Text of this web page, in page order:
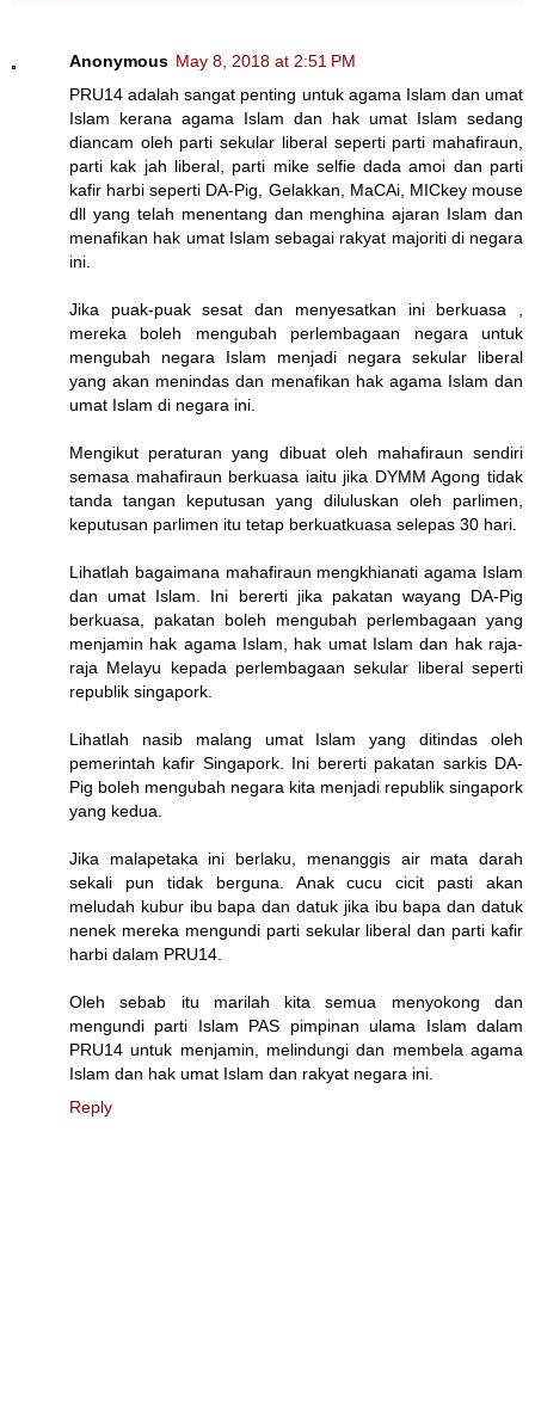
Anonymous May 8, 2018 at 2:51 PM
PRU14 adalah sangat penting untuk agama Islam dan umat
Islam kerana agama Islam dan hak umat Islam sedang
diancam oleh parti sekular liberal seperti parti mahafiraun,
parti kak jah liberal, parti mike selfie dada amoi dan parti
kafir harbi seperti DA-Pig, Gelakkan, MaCAi, MICkey mouse
dll yang telah menentang dan menghina ajaran Islam dan
menafikan hak umat Islam sebagai rakyat majoriti di negara
ini.
Jika puak-puak sesat dan menyesatkan ini berkuasa ,
mereka boleh mengubah perlembagaan negara untuk
mengubah negara Islam menjadi negara sekular liberal
yang akan menindas dan menafikan hak agama Islam dan
umat Islam di negara ini.
Mengikut peraturan yang dibuat oleh mahafiraun sendiri
semasa mahafiraun berkuasa iaitu jika DYMM Agong tidak
tanda tangan keputusan yang diluluskan oleh parlimen,
keputusan parlimen itu tetap berkuatkuasa selepas 30 hari.
Lihatlah bagaimana mahafiraun mengkhianati agama Islam
dan umat Islam. Ini bererti jika pakatan wayang DA-Pig
berkuasa, pakatan boleh mengubah perlembagaan yang
menjamin hak agama Islam, hak umat Islam dan hak raja-
raja Melayu kepada perlembagaan sekular liberal seperti
republik singapork.
Lihatlah nasib malang umat Islam yang ditindas oleh
pemerintah kafir Singapork. Ini bererti pakatan sarkis DA-
Pig boleh mengubah negara kita menjadi republik singapork
yang kedua.
Jika malapetaka ini berlaku, menanggis air mata darah
sekali pun tidak berguna. Anak cucu cicit pasti akan
meludah kubur ibu bapa dan datuk jika ibu bapa dan datuk
nenek mereka mengundi parti sekular liberal dan parti kafir
harbi dalam PRU14.
Oleh sebab itu marilah kita semua menyokong dan
mengundi parti Islam PAS pimpinan ulama Islam dalam
PRU14 untuk menjamin, melindungi dan membela agama
Islam dan hak umat Islam dan rakyat negara ini.
Reply